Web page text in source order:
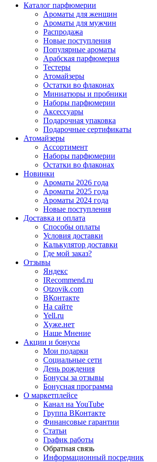
Каталог парфюмерии
Ароматы для женщин
Ароматы для мужчин
Распродажа
Новые поступления
Популярные ароматы
Арабская парфюмерия
Тестеры
Атомайзеры
Остатки во флаконах
Миниатюры и пробники
Наборы парфюмерии
Аксессуары
Подарочная упаковка
Подарочные сертификаты
Атомайзеры
Ассортимент
Наборы парфюмерии
Остатки во флаконах
Новинки
Ароматы 2026 года
Ароматы 2025 года
Ароматы 2024 года
Новые поступления
Доставка и оплата
Способы оплаты
Условия доставки
Калькулятор доставки
Где мой заказ?
Отзывы
Яндекс
IRecommend.ru
Otzovik.com
ВКонтакте
На сайте
Yell.ru
Хуже.нет
Наше Мнение
Акции и бонусы
Мои подарки
Социальные сети
День рождения
Бонусы за отзывы
Бонусная программа
О маркетплейсе
Канал на YouTube
Группа ВКонтакте
Финансовые гарантии
Статьи
График работы
Обратная связь
Информационный посредник